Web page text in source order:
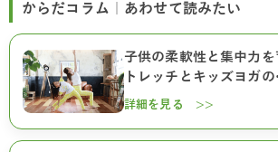
からだコラム｜あわせて読みたい
子供の柔軟性と集中力
トレッチとキッズヨガ
詳細を見る >>